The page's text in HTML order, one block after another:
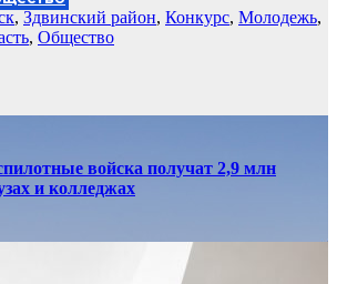
, Здвинский район, Конкурс, Молодежь,
, Общество
войска получат 2,9 млн
и колледжах